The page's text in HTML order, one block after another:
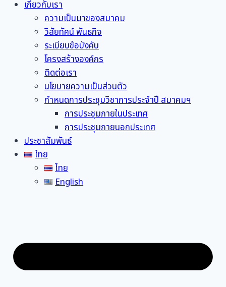
เกี่ยวกับเรา
ความเป็นมาของสมาคม
วิสัยทัศน์ พันธกิจ
ระเบียบข้อบังคับ
โครงสร้างองค์กร
ติดต่อเรา
นโยบายความเป็นส่วนตัว
กำหนดการประชุมวิชาการประจำปี สมาคมฯ
การประชุมภายในประเทศ
การประชุมภายนอกประเทศ
ประชาสัมพันธ์
ไทย
ไทย
English